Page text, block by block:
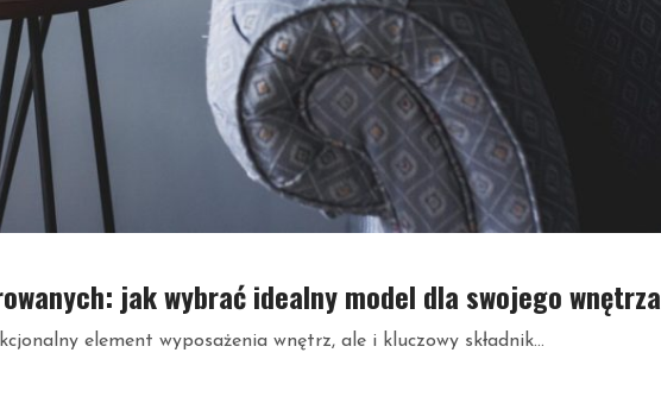
jak wybrać idealny model dla swojego wnętrza
element wyposażenia wnętrz, ale i kluczowy składnik...